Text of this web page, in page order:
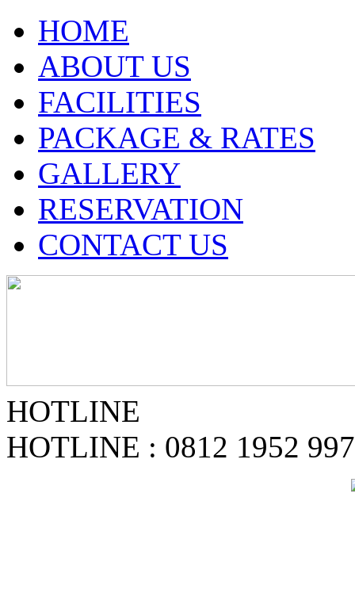
HOME
ABOUT US
FACILITIES
PACKAGE & RATES
GALLERY
RESERVATION
CONTACT US
HOTLINE
HOTLINE : 0812 1952